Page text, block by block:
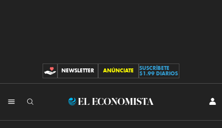
CONTRIBUCIONES
NEWSLETTER ANÚNCIATE
SUSCRÍBETE
$1.99 DIARIOS
El